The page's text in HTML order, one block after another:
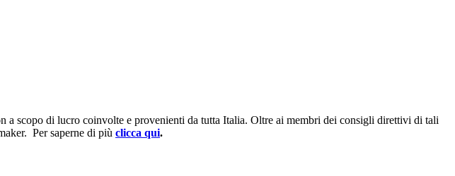
a scopo di lucro coinvolte e provenienti da tutta Italia. Oltre ai membri dei consigli direttivi di tali
Per saperne di più clicca qui.